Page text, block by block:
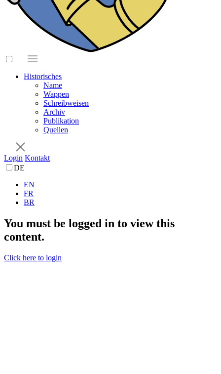
Historisches
Name
Wappen
Schreibweisen
Archiv
Publikation
Quellen
Login Kontakt
DE
EN
FR
BR
You must be logged in to view this
content.
Click here to login